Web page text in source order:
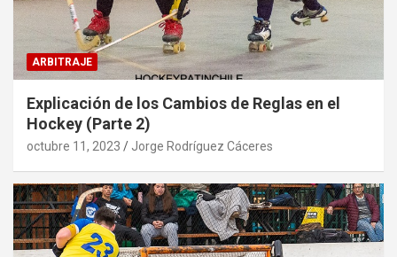
ARBITRAJE
Explicación de los Cambios de Reglas en el
Hockey (Parte 2)
octubre 11, 2023 Jorge Rodríguez Cáceres